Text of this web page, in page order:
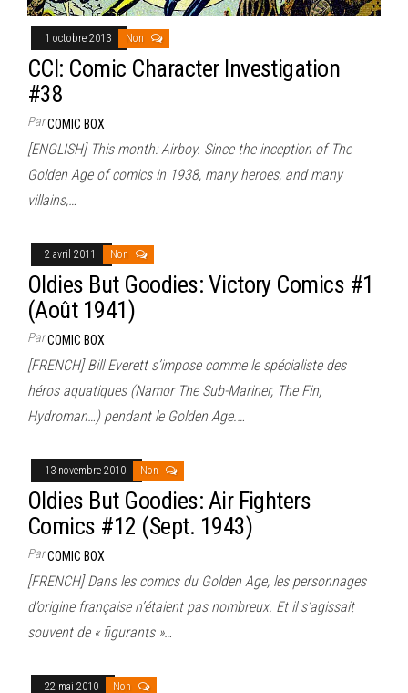
1 octobre 2013 Non
CCI: Comic Character Investigation
#38
ParCOMIC BOX
[ENGLISH] This month: Airboy. Since the inception of The
Golden Age of comics in 1938, many heroes, and many
villains,…
2 avril 2011 Non
Oldies But Goodies: Victory Comics #1
(Août 1941)
ParCOMIC BOX
[FRENCH] Bill Everett s’impose comme le spécialiste des
héros aquatiques (Namor The Sub-Mariner, The Fin,
Hydroman…) pendant le Golden Age.…
13 novembre 2010 Non
Oldies But Goodies: Air Fighters
Comics #12 (Sept. 1943)
ParCOMIC BOX
[FRENCH] Dans les comics du Golden Age, les personnages
d’origine française n’étaient pas nombreux. Et il s’agissait
souvent de « figurants »…
22 mai 2010 Non